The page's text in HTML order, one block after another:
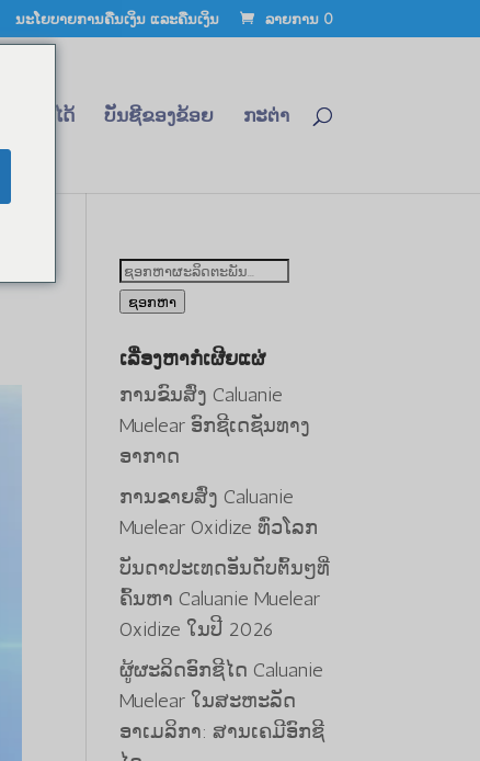
ນະໂຍບາຍການຄືນເງິນ ແລະຄືນເງິນ ລາຍການ 0
ຕິດຕໍ່ໄດ້ ບັນຊີຂອງຂ້ອຍ ກະຕ່າ
ຊອກ
ຫາ:
ຊອກຫາ
ເລື່ອງຫາກໍ່ເຜີຍແຜ່
ການຂົນສົ່ງ Caluanie
Muelear ອົກຊີເດຊັນທາງ
ອາກາດ
ການຂາຍສົ່ງ Caluanie
Muelear Oxidize ທົ່ວໂລກ
ບັນດາປະເທດອັນດັບຕົ້ນໆທີ່
ຄົ້ນຫາ Caluanie Muelear
Oxidize ໃນປີ 2026
ຜູ້ຜະລິດອົກຊີໄດ Caluanie
Muelear ໃນສະຫະລັດ
ອາເມລິກາ: ສານເຄມີອົກຊີ